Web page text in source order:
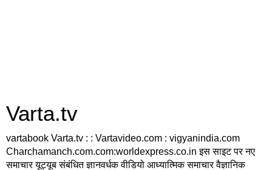
Varta.tv
vartabook Varta.tv : : Vartavideo.com : vigyanindia.com
Charchamanch.com.com:worldexpress.co.in इस साइट पर नए
समाचार यूट्यूब संबंधित ज्ञानवर्धक वीडियो आध्यात्मिक समाचार वैज्ञानिक